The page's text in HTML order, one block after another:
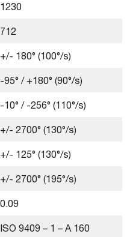
1230
712
+/- 180° (100°/s)
-95° / +180° (90°/s)
-10° / -256° (110°/s)
+/- 2700° (130°/s)
+/- 125° (130°/s)
+/- 2700° (195°/s)
0.09
ISO 9409 – 1 – A 160